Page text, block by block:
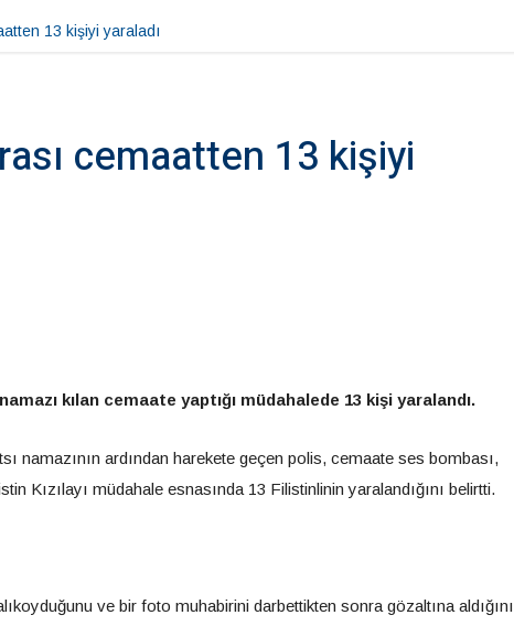
13 kişiyi yaraladı
cemaatten 13 kişiyi
kılan cemaate yaptığı müdahalede 13 kişi yaralandı.
namazının ardından harekete geçen polis, cemaate ses bombası,
Kızılayı müdahale esnasında 13 Filistinlinin yaralandığını belirtti.
ve bir foto muhabirini darbettikten sonra gözaltına aldığını